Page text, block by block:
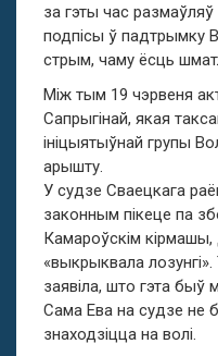
за гэты час размаўляў
подпісы ў падтрымку
стрым, чаму ёсць
Між тым 19 чэрвеня
Сапрыгінай, якая
ініцыятыўнай групы
арышту.
У судзе Сваецкага
законным пікеце па
Камароўскім
«выкрыквала
заявіла, што гэта быў
Сама Ева на судзе не
знаходзіцца на волі.